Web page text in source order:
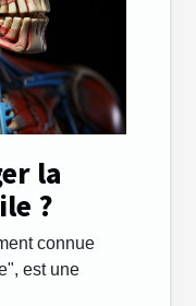
la
?
connue
est une